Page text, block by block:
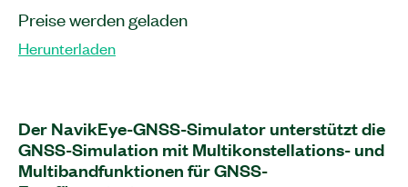
Preise werden geladen
Herunterladen
Der NavikEye-GNSS-Simulator unterstützt die
GNSS-Simulation mit Multikonstellations- und
Multibandfunktionen für GNSS-